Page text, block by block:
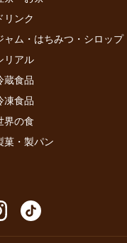
リンク
ャム・はちみつ・シロップ
リアル
蔵食品
凍食品
界の食
菓・製パン